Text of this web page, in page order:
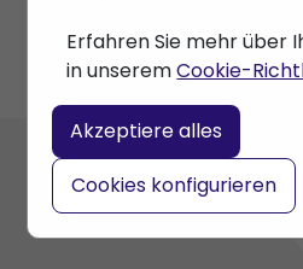
Erfahren Sie mehr über
in unseremCookie-
Akzeptiere alles
Cookies konfigurieren